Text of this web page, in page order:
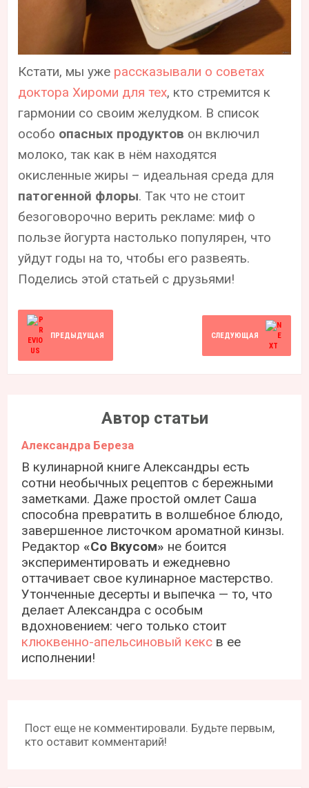
Кстати, мы уже рассказывали о советах
доктора Хироми для тех, кто стремится к
гармонии со своим желудком. В список
особо опасных продуктов он включил
молоко, так как в нём находятся
окисленные жиры – идеальная среда для
патогенной флоры. Так что не стоит
безоговорочно верить рекламе: миф о
пользе йогурта настолько популярен, что
уйдут годы на то, чтобы его развеять.
Поделись этой статьей с друзьями!
ПРЕДЫДУЩАЯ СЛЕДУЮЩАЯ
Автор статьи
Александра Береза
В кулинарной книге Александры есть
сотни необычных рецептов с бережными
заметками. Даже простой омлет Саша
способна превратить в волшебное блюдо,
завершенное листочком ароматной кинзы.
Редактор«Со Вкусом» не боится
экспериментировать и ежедневно
оттачивает свое кулинарное мастерство.
Утонченные десерты и выпечка — то, что
делает Александра с особым
вдохновением: чего только стоит
клюквенно-апельсиновый кекс в ее
исполнении!
Пост еще не комментировали. Будьте первым,
кто оставит комментарий!